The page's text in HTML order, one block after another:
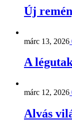
Új
márc 13, 2026
A
márc 12, 2026
Alvás